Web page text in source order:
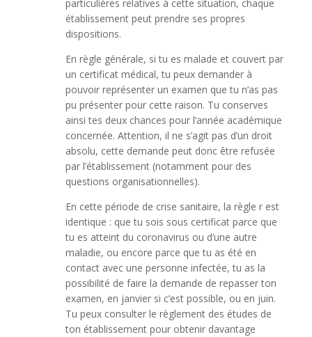
particulières relatives à cette situation, chaque
établissement peut prendre ses propres
dispositions.
En règle générale, si tu es malade et couvert par
un certificat médical, tu peux demander à
pouvoir représenter un examen que tu n’as pas
pu présenter pour cette raison. Tu conserves
ainsi tes deux chances pour l’année académique
concernée. Attention, il ne s’agit pas d’un droit
absolu, cette demande peut donc être refusée
par l’établissement (notamment pour des
questions organisationnelles).
En cette période de crise sanitaire, la règle r est
identique : que tu sois sous certificat parce que
tu es atteint du coronavirus ou d’une autre
maladie, ou encore parce que tu as été en
contact avec une personne infectée, tu as la
possibilité de faire la demande de repasser ton
examen, en janvier si c’est possible, ou en juin.
Tu peux consulter le règlement des études de
ton établissement pour obtenir davantage